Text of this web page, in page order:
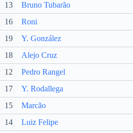
13 Bruno Tubarão
16 Roni
19 Y. González
18 Alejo Cruz
12
Pedro Rangel
17
Y. Rodallega
15
Marcão
14
Luiz Felipe